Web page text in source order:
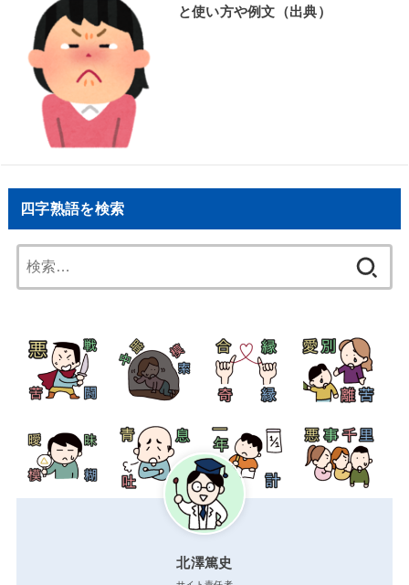
と使い方や例文（出典）
四字熟語を検索
索:
北澤篤史